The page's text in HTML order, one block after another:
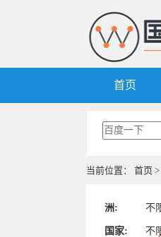
首页
当前位置： 首页 >
洲: 不
国家: 不